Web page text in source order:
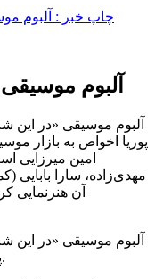
آلبوم
آلبوم موسیقی «در این
پوریا اخواص به بازار
امین میرزایی
مهدی‌زاده، سارا بابایی
آن هنرنمایی
آلبوم موسیقی «در این
پوریا اخواص به بازار موسیقی ایرانی رسید.